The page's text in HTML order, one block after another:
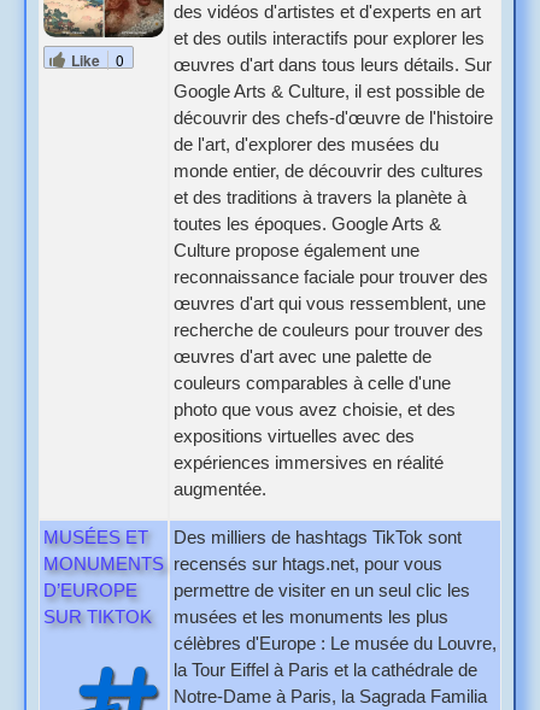
Like 0
des vidéos d'artistes et d'experts en art
et des outils interactifs pour explorer les
œuvres d'art dans tous leurs détails. Sur
Google Arts & Culture, il est possible de
découvrir des chefs-d'œuvre de l'histoire
de l'art, d'explorer des musées du
monde entier, de découvrir des cultures
et des traditions à travers la planète à
toutes les époques. Google Arts &
Culture propose également une
reconnaissance faciale pour trouver des
œuvres d'art qui vous ressemblent, une
recherche de couleurs pour trouver des
œuvres d'art avec une palette de
couleurs comparables à celle d'une
photo que vous avez choisie, et des
expositions virtuelles avec des
expériences immersives en réalité
augmentée.
MUSÉES ET
MONUMENTS
D’EUROPE
SUR TIKTOK
Des milliers de hashtags TikTok sont
recensés sur htags.net, pour vous
permettre de visiter en un seul clic les
musées et les monuments les plus
célèbres d'Europe : Le musée du Louvre,
la Tour Eiffel à Paris et la cathédrale de
Notre-Dame à Paris, la Sagrada Familia